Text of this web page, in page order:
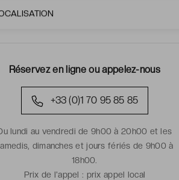
Réservez en ligne ou appelez-nous
+33 (0)1 70 95 85 85
lundi au vendredi de 9h00 à 20h00 et les
dimanches et jours fériés de 9h00 à
18h00.
Prix de l'appel : prix appel local